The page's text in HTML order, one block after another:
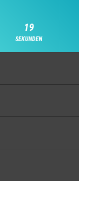
18
SEKUNDEN